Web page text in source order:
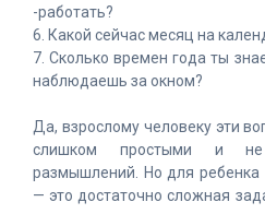
-работать?
6. Какой сейчас месяц на
7. Сколько времен года ты
наблюдаешь за окном?
Да, взрослому человеку эти
слишком простыми и
размышлений. Но для ребенка
— это достаточно сложная